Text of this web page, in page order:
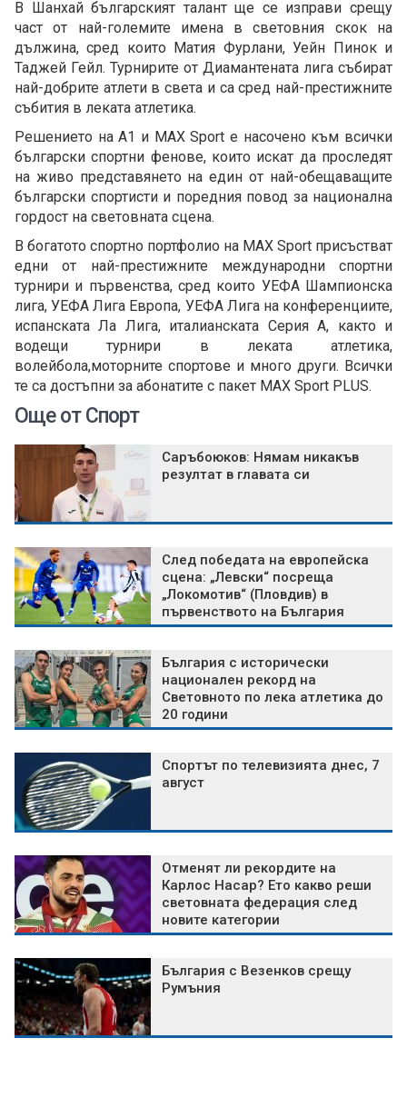
В Шанхай българският талант ще се изправи срещу
част от най-големите имена в световния скок на
дължина, сред които Матия Фурлани, Уейн Пинок и
Таджей Гейл. Турнирите от Диамантената лига събират
най-добрите атлети в света и са сред най-престижните
събития в леката атлетика.
Решението на А1 и MAX Sport е насочено към всички
български спортни фенове, които искат да проследят
на живо представянето на един от най-обещаващите
български спортисти и поредния повод за национална
гордост на световната сцена.
В богатото спортно портфолио на MAX Sport присъстват
едни от най-престижните международни спортни
турнири и първенства, сред които УЕФА Шампионска
лига, УЕФА Лига Европа, УЕФА Лига на конференциите,
испанската Ла Лига, италианската Серия А, както и
водещи турнири в леката атлетика,
волейбола,моторните спортове и много други. Всички
те са достъпни за абонатите с пакет MAX Sport PLUS.
Още от Спорт
Саръбоюков: Нямам никакъв
резултат в главата си
След победата на европейска
сцена: „Левски“ посреща
„Локомотив“ (Пловдив) в
първенството на България
България с исторически
национален рекорд на
Световното по лека атлетика до
20 години
Спортът по телевизията днес, 7
август
Отменят ли рекордите на
Карлос Насар? Ето какво реши
световната федерация след
новите категории
България с Везенков срещу
Румъния